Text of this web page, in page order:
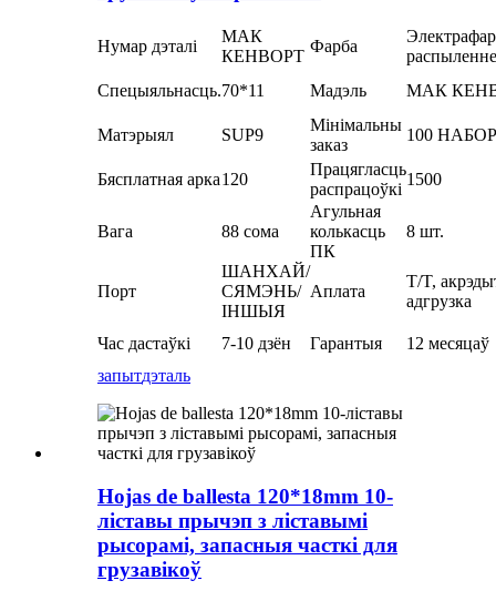
Нумар дэталі
МАК
КЕНВОРТ
Фарба
распыленне
Спецыяльнасць.70*11 Мадэль МАК
Матэрыял SUP9
Мінімальны
заказ
100
Бясплатная арка120
Працягласць
распрацоўкі
1500
Вага 88 сома
Агульная
колькасць
ПК
8 шт.
Порт
ШАНХАЙ/
СЯМЭНЬ/
ІНШЫЯ
Аплата
T/T,
адгрузка
Час дастаўкі 7-10 дзён Гарантыя
12 месяцаў
запытдэталь
Hojas de ballesta 120*18mm 10-
ліставы прычэп з ліставымі
рысорамі, запасныя часткі для
грузавікоў